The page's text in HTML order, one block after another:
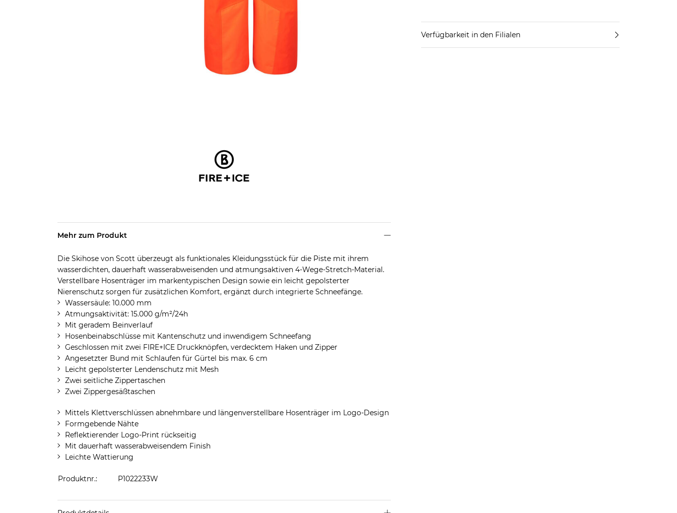
Verfügbarkeit in den Filialen
Mehr zum Produkt
Die Skihose von Scott überzeugt als funktionales Kleidungsstück für die Piste mit ihrem
wasserdichten, dauerhaft wasserabweisenden und atmungsaktiven 4-Wege-Stretch-Material.
Verstellbare Hosenträger im markentypischen Design sowie ein leicht gepolsterter
Nierenschutz sorgen für zusätzlichen Komfort, ergänzt durch integrierte Schneefänge.
Wassersäule: 10.000 mm
Atmungsaktivität: 15.000 g/m²/24h
Mit geradem Beinverlauf
Hosenbeinabschlüsse mit Kantenschutz und inwendigem Schneefang
Geschlossen mit zwei FIRE+ICE Druckknöpfen, verdecktem Haken und Zipper
Angesetzter Bund mit Schlaufen für Gürtel bis max. 6 cm
Leicht gepolsterter Lendenschutz mit Mesh
Zwei seitliche Zippertaschen
Zwei Zippergesäßtaschen
Mittels Klettverschlüssen abnehmbare und längenverstellbare Hosenträger im Logo-Design
Formgebende Nähte
Reflektierender Logo-Print rückseitig
Mit dauerhaft wasserabweisendem Finish
Leichte Wattierung
Produktnr.: P1022233W